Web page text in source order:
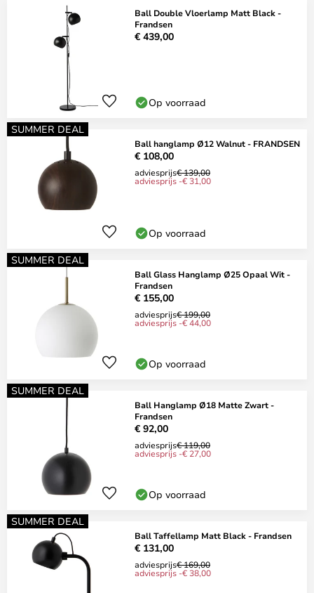
Ball Double Vloerlamp Matt Black -
Frandsen
€ 439,00
Op voorraad
SUMMER DEAL
Ball hanglamp Ø12 Walnut - FRANDSEN
€ 108,00
adviesprijs€ 139,00
adviesprijs -€ 31,00
Op voorraad
SUMMER DEAL
Ball Glass Hanglamp Ø25 Opaal Wit -
Frandsen
€ 155,00
adviesprijs€ 199,00
adviesprijs -€ 44,00
Op voorraad
SUMMER DEAL
Ball Hanglamp Ø18 Matte Zwart -
Frandsen
€ 92,00
adviesprijs€ 119,00
adviesprijs -€ 27,00
Op voorraad
SUMMER DEAL
Ball Taffellamp Matt Black - Frandsen
€ 131,00
adviesprijs€ 169,00
adviesprijs -€ 38,00